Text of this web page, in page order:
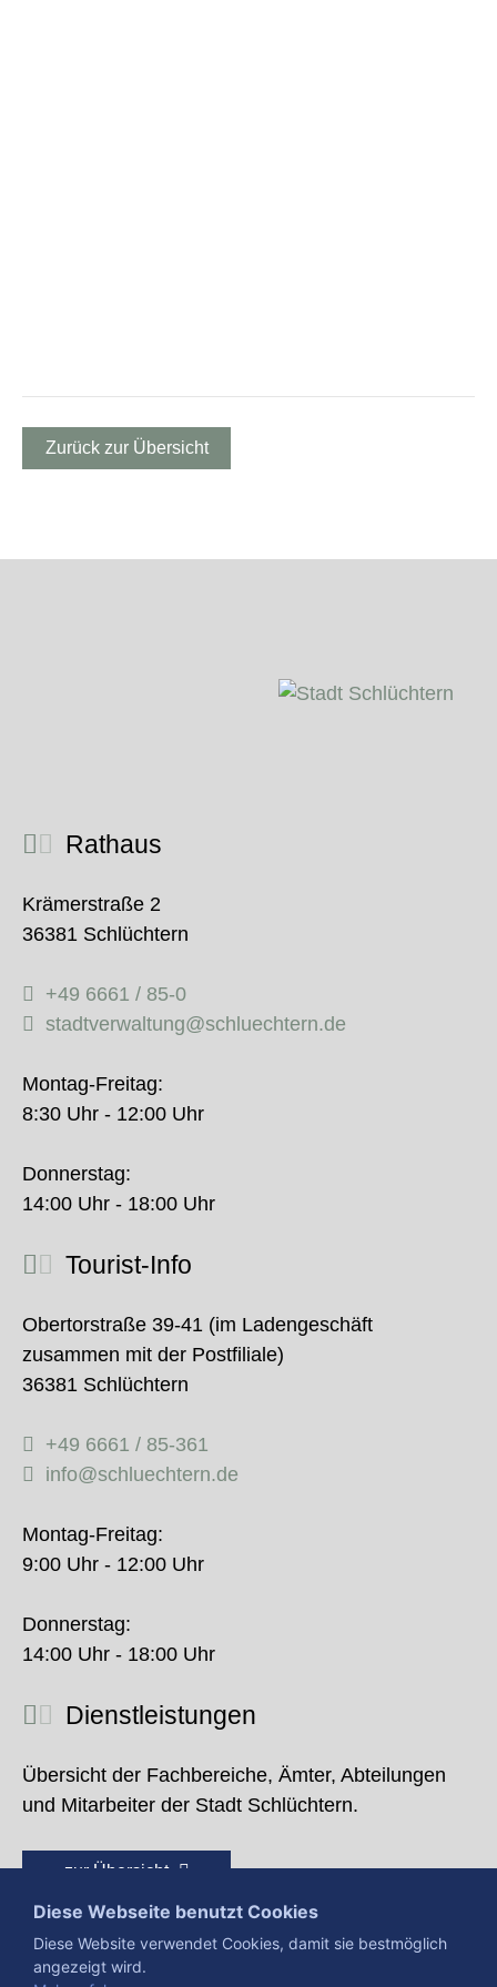
Zurück zur Übersicht
Rathaus
Krämerstraße 2
36381 Schlüchtern
+49 6661 / 85-0
stadtverwaltung@schluechtern.de
Montag-Freitag:
8:30 Uhr - 12:00 Uhr
Donnerstag:
14:00 Uhr - 18:00 Uhr
Tourist-Info
Obertorstraße 39-41 (im Ladengeschäft
zusammen mit der Postfiliale)
36381 Schlüchtern
+49 6661 / 85-361
info@schluechtern.de
Montag-Freitag:
9:00 Uhr - 12:00 Uhr
Donnerstag:
14:00 Uhr - 18:00 Uhr
Dienstleistungen
Übersicht der Fachbereiche, Ämter, Abteilungen
und Mitarbeiter der Stadt Schlüchtern.
zur Übersicht
Diese Webseite benutzt Cookies
Diese Website verwendet Cookies, damit sie bestmöglich
angezeigt wird.